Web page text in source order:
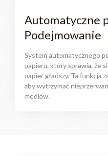
Automatyczne
Podejmowanie
System automatycznego
papieru, który sprawia, że
papier gładszy. Ta funkcja
aby wytrzymać
mediów.